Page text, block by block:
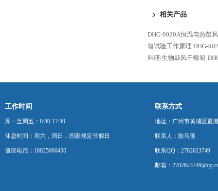
相关产品
DHG-9030A恒温电热鼓
箱试验工作原理 DHG-
科研|生物鼓风干燥箱
工作时间
周一至周五：8:30-17:30
休息时间：周六，周日，国家规定节假日
值班电话：18825066456
联系方式
地址：广州市黄埔区夏
联系人：陈马蓬
联系QQ：2782623749
邮箱：